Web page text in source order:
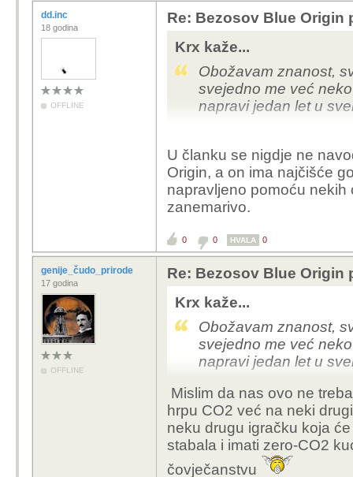
dd.inc
18 godina
OFFLINE
Re: Bezosov Blue Origin
Krx kaže...
Obožavam znanost,
svejedno me već
napravi jedan let u
krene turizam - bit će
Malo sam pokopao
https://
industry-164601
U članku se nigdje ne
Origin, a on ima najčišće
napravljeno pomoću nekih
zanemarivo.
0 0 HVALA 0
genije_čudo_prirode
17 godina
OFFLINE
Re: Bezosov Blue Origin
Krx kaže...
Obožavam znanost,
svejedno me već
napravi jedan let u
Letovi u svemir su
krene turizam - bit će
Malo sam pokopao
https://
Mislim da nas ovo ne
hrpu CO2 već na neki
neku drugu igračku koja
stabala i imati zero-CO2
čovječanstvu